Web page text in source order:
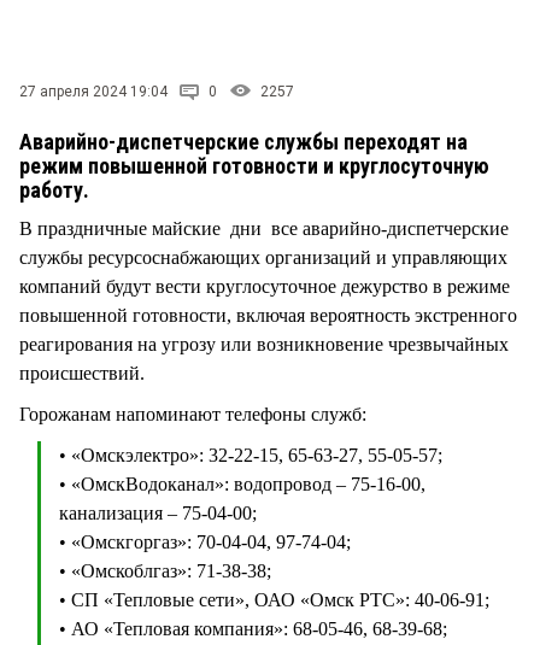
27 апреля 2024 19:04 0 2257
Аварийно-диспетчерские службы переходят на
режим повышенной готовности и круглосуточную
работу.
В праздничные майские дни все аварийно-диспетчерские
службы ресурсоснабжающих организаций и управляющих
компаний будут вести круглосуточное дежурство в режиме
повышенной готовности, включая вероятность экстренного
реагирования на угрозу или возникновение чрезвычайных
происшествий.
Горожанам напоминают телефоны служб:
• «Омскэлектро»: 32-22-15, 65-63-27, 55-05-57;
• «ОмскВодоканал»: водопровод – 75-16-00,
канализация – 75-04-00;
• «Омскгоргаз»: 70-04-04, 97-74-04;
• «Омскоблгаз»: 71-38-38;
• СП «Тепловые сети», ОАО «Омск РТС»: 40-06-91;
• АО «Тепловая компания»: 68-05-46, 68-39-68;